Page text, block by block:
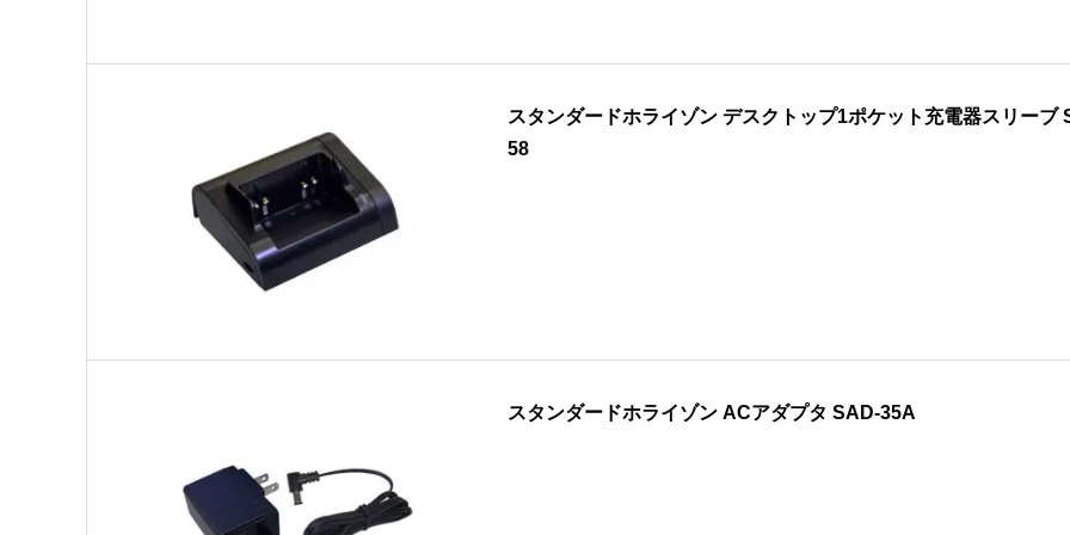
スタンダードホライゾン デスクトップ1ポケット充電器スリーブ
58
スタンダードホライゾン ACアダプタ SAD-35A